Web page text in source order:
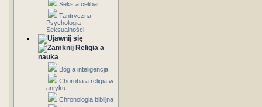
Seks a celibat
Tantryczna
Psychologia
Seksualności
Religia a
nauka
Bóg a inteligencja
Choroba a religia w
antyku
Chronologia biblijna